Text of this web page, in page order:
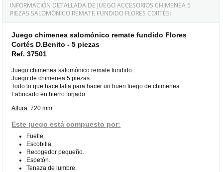
INFORMACIÓN DETALLADA DE JUEGO ACCESORIOS CHIMENEA 5
PIEZAS SALOMÓNICO REMATE FUNDIDO FLORES CORTÉS:
Juego chimenea salomónico remate fundido Flores
Cortés D.Benito - 5 piezas
Ref. 37501
Juego chimenea salomónico remate fundido.
Juego de chimenea 5 piezas.
Todo lo que hace falta para hacer un buen fuego de chimenea.
Fabricado en hierro forjado.
Altura: 720 mm.
Este juego está compuesto por:
Fuelle.
Escobilla.
Recogedor pequeño.
Espetón.
Tenaza de lumbre.